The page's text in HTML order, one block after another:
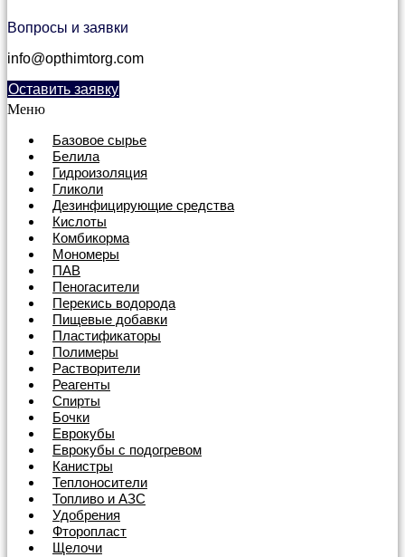
Вопросы и заявки
info@opthimtorg.com
Оставить заявку
Меню
Базовое сырье
Белила
Гидроизоляция
Гликоли
Дезинфицирующие средства
Кислоты
Комбикорма
Мономеры
ПАВ
Пеногасители
Перекись водорода
Пищевые добавки
Пластификаторы
Полимеры
Растворители
Реагенты
Спирты
Бочки
Еврокубы
Еврокубы с подогревом
Канистры
Теплоносители
Топливо и АЗС
Удобрения
Фторопласт
Щелочи